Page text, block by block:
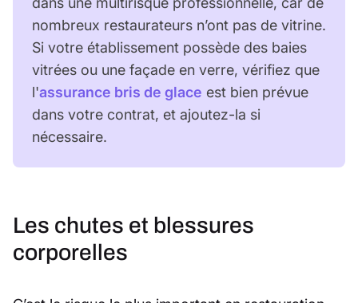
nombreux restaurateurs n’ont pas de vitrine.
Si votre établissement possède des baies
vitrées ou une façade en verre, vérifiez que
l'assurance bris de glace est bien prévue
dans votre contrat, et ajoutez-la si
nécessaire.
Les chutes et blessures
corporelles